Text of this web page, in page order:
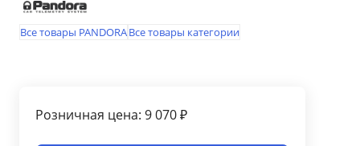
Все товары PANDORAВсе товары категории
Розничная цена: 9 070 ₽